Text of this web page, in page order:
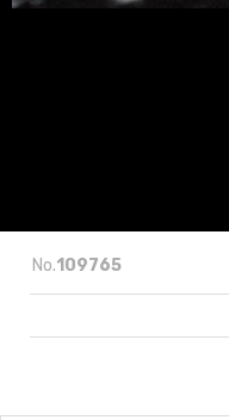
No.109765